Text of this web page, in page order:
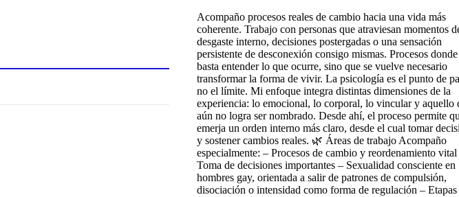
Acompaño procesos reales de cambio hacia una vida más
coherente. Trabajo con personas que atraviesan momentos
desgaste interno, decisiones postergadas o una sensación
persistente de desconexión consigo mismas. Procesos
basta entender lo que ocurre, sino que se vuelve necesario
transformar la forma de vivir. La psicología es el punto de
no el límite. Mi enfoque integra distintas dimensiones de la
experiencia: lo emocional, lo corporal, lo vincular y aquello
aún no logra ser nombrado. Desde ahí, el proceso permite
emerja un orden interno más claro, desde el cual tomar
y sostener cambios reales. 🌿 Áreas de trabajo Acompaño
especialmente: – Procesos de cambio y reordenamiento
Toma de decisiones importantes – Sexualidad consciente en
hombres gay, orientada a salir de patrones de compulsión,
disociación o intensidad como forma de regulación – Etapas